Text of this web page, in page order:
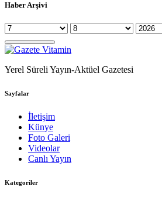
Haber Arşivi
Yerel Süreli Yayın-Aktüel Gazetesi
Sayfalar
İletişim
Künye
Foto Galeri
Videolar
Canlı Yayın
Kategoriler